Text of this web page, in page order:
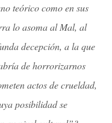
teórico como en sus
lo asoma al Mal, al
decepción, a la que
de horrorizarnos
actos de crueldad,
posibilidad se